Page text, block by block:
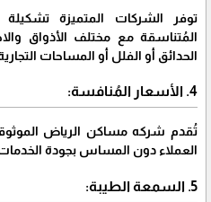
توفر الشركات المتميزة
المُتناسقة مع مختلف الأذواق
الحدائق أو الفلل أو المساحات
4. الأسعار المُنافسة:
تُقدم شركه مساكن الرياض
العملاء دون المساس بجودة
5. السمعة الطيبة: